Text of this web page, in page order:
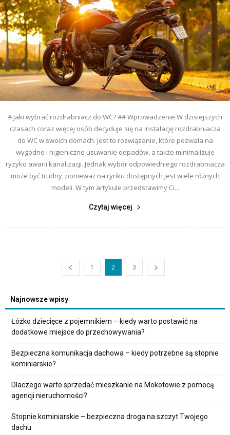
# Jaki wybrać rozdrabniacz do WC? ## Wprowadzenie W dzisiejszych
czasach coraz więcej osób decyduje się na instalację rozdrabniacza
do WC w swoich domach. Jest to rozwiązanie, które pozwala na
wygodne i higieniczne usuwanie odpadów, a także minimalizuje
ryzyko awarii kanalizacji. Jednak wybór odpowiedniego rozdrabniacza
może być trudny, ponieważ na rynku dostępnych jest wiele różnych
modeli. W tym artykule przedstawimy Ci...
Czytaj więcej
1 2 3
Najnowsze wpisy
Łóżko dziecięce z pojemnikiem – kiedy warto postawić na
dodatkowe miejsce do przechowywania?
Bezpieczna komunikacja dachowa – kiedy potrzebne są stopnie
kominiarskie?
Dlaczego warto sprzedać mieszkanie na Mokotowie z pomocą
agencji nieruchomości?
Stopnie kominiarskie – bezpieczna droga na szczyt Twojego
dachu